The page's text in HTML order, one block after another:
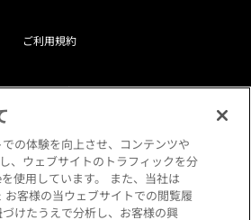
ご利用規約
ライバシーポリシー
クッキーポリシー
閲覧環境について
の体験を向上させ、コンテンツや
、ウェブサイトのトラフィックを分
使用しています。 また、当社は
客様の当ウェブサイトでの閲覧履
けたうえで分析し、お客様の興